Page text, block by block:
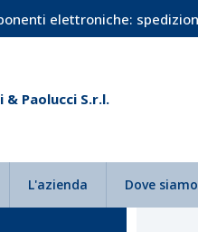
L'azienda Dove siamo